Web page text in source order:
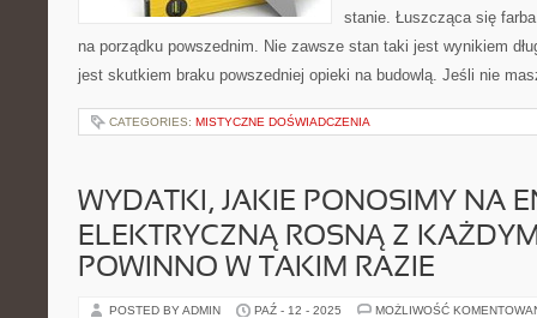
stanie. Łuszcząca się
na porządku powszednim. Nie zawsze stan taki jest wynikiem
jest skutkiem braku powszedniej opieki na budowlą. Jeśli nie
CATEGORIES: MISTYCZNE DOŚWIADCZENIA
WYDATKI, JAKIE PONOSIMY NA
ELEKTRYCZNĄ ROSNĄ Z
POWINNO W TAKIM RAZIE
POSTED BY ADMIN PAŹ - 12 - 2025 MOŻLIWOŚĆ